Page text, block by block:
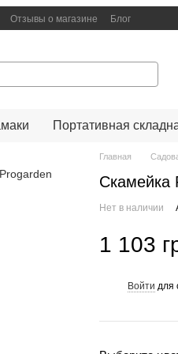
Отзывы о магазине Блог
Портативная
Главная
Скамейка
Нет в наличии
1 103
Войти для